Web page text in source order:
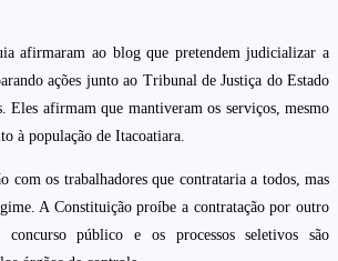
afirmaram ao blog que pretendem judicializar a
ações junto ao Tribunal de Justiça do Estado
Eles afirmam que mantiveram os serviços, mesmo
à população de Itacoatiara.
com os trabalhadores que contrataria a todos, mas
A Constituição proíbe a contratação por outro
público e os processos seletivos são